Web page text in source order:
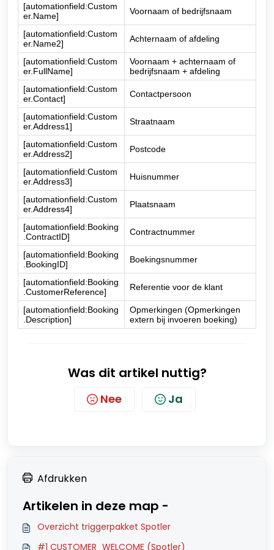
[automationfield:Custom
er.Name]
Voornaam of bedrijfsnaam
[automationfield:Custom
er.Name2]
Achternaam of afdeling
[automationfield:Custom
er.FullName]
Voornaam + achternaam of
bedrijfsnaam + afdeling
[automationfield:Custom
er.Contact]
Contactpersoon
[automationfield:Custom
er.Address1]
Straatnaam
[automationfield:Custom
er.Address2]
Postcode
[automationfield:Custom
er.Address3]
Huisnummer
[automationfield:Custom
er.Address4]
Plaatsnaam
[automationfield:Booking
.ContractID]
Contractnummer
[automationfield:Booking
.BookingID]
Boekingsnummer
[automationfield:Booking
.CustomerReference]
Referentie voor de klant
[automationfield:Booking
.Description]
Opmerkingen (Opmerkingen
extern bij invoeren boeking)
Was dit artikel nuttig?
Nee Ja
Afdrukken
Artikelen in deze map -
Overzicht triggerpakket Spotler
#1 CUSTOMER_WELCOME (Spotler)